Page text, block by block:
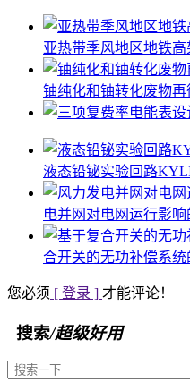
亚热带季风地区地铁
铀纯化和铀转化废物
液态铅铋实验回路
电并网对电网运行影
合开关的无功补偿系
您必须 [ 登录 ] 才能评论！
搜索/超级好用